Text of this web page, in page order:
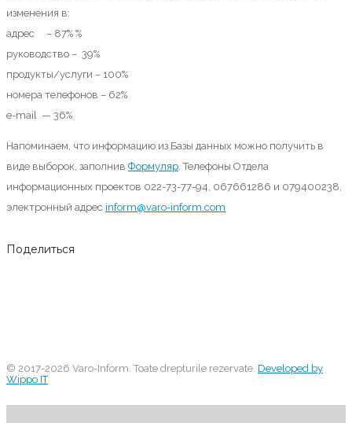
изменения в:
адрес – 87% %
руководство – 39%
продукты/услуги – 100%
номера телефонов – 62%
e-mail — 36%
Напоминаем, что информацию из Базы данных можно получить в
виде выборок, заполнив Формуляр. Телефоны Отдела
информационных проектов 022-73-77-94, 067661286 и 079400238,
электронный адрес inform@varo-inform.com
Поделиться
© 2017-2026 Varo-Inform. Toate drepturile rezervate. Developed by
Wippo IT